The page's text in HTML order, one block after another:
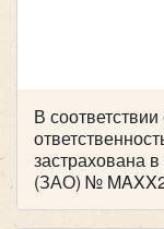
В
застрахована
(ЗАО) №